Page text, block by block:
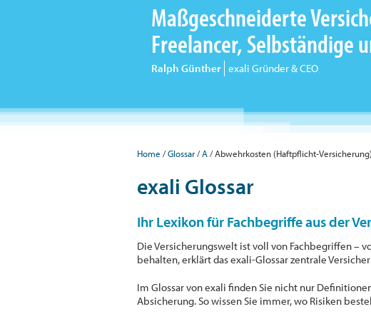
Maßgeschneiderte
Freelancer, Selbständige
Ralph Günther exali Gründer & CEO
Home Glossar A Abwehrkosten (Haftpflicht-Versicherung)
exali Glossar
Ihr Lexikon für Fachbegriffe aus der
Die Versicherungswelt ist voll von Fachbegriffen –
behalten, erklärt das exali-Glossar zentrale
Im Glossar von exali finden Sie nicht nur
Absicherung. So wissen Sie immer, wo Risiken